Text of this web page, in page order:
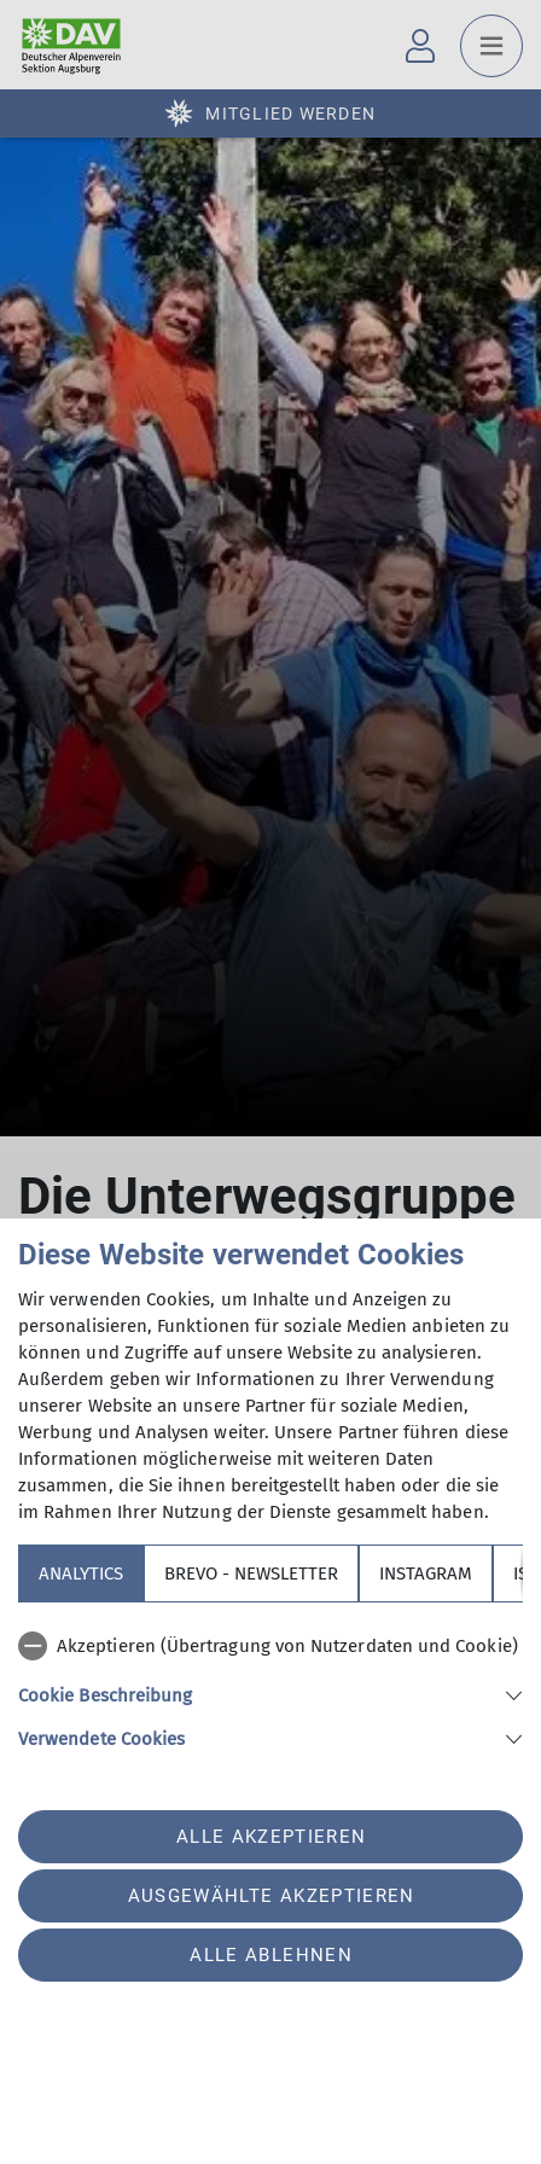
MITGLIED WERDEN
Die Unterwegsgruppe
- Wir über uns
16.11.2025
-▷Unterwegsgruppe😊
Mitgliederbereich
Die nachfolgenden Links sind passwortgeschützt
und nur für Mitglieder der UwG zugänglich.
Bilder
Mitglieder
Info
UwG
Sektion
Diese Website verwendet Cookies
Wir verwenden Cookies, um Inhalte und Anzeigen zu
personalisieren, Funktionen für soziale Medien anbieten zu
können und Zugriffe auf unsere Website zu analysieren.
Außerdem geben wir Informationen zu Ihrer Verwendung
unserer Website an unsere Partner für soziale Medien,
Werbung und Analysen weiter. Unsere Partner führen diese
Informationen möglicherweise mit weiteren Daten
zusammen, die Sie ihnen bereitgestellt haben oder die sie
im Rahmen Ihrer Nutzung der Dienste gesammelt haben.
ANALYTICS BREVO - NEWSLETTER INSTAGRAM
Akzeptieren (Übertragung von Nutzerdaten und Cookie)
Cookie Beschreibung
Verwendete Cookies
ALLE AKZEPTIEREN
AUSGEWÄHLTE AKZEPTIEREN
ALLE ABLEHNEN